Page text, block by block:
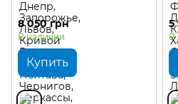
8 050 грн
В наличии
Купить
5
В